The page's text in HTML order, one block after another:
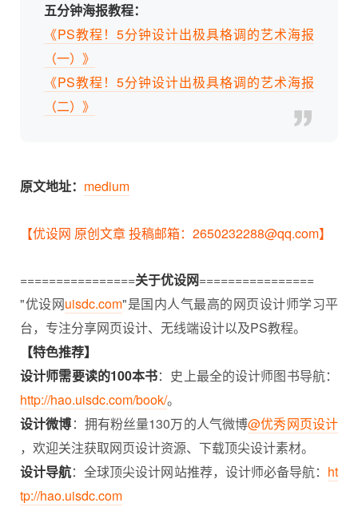
五分钟海报教程：
《PS教程！5分钟设计出极具格调的艺术海报
（一）》
《PS教程！5分钟设计出极具格调的艺术海报
（二）》
原文地址： medium
【优设网 原创文章 投稿邮箱：2650232288@qq.com】
================关于优设网================
"优设网uisdc.com"是国内人气最高的网页设计师学习平
台，专注分享网页设计、无线端设计以及PS教程。
【特色推荐】
设计师需要读的100本书：史上最全的设计师图书导航：
http://hao.uisdc.com/book/。
设计微博：拥有粉丝量130万的人气微博@优秀网页设计
，欢迎关注获取网页设计资源、下载顶尖设计素材。
设计导航：全球顶尖设计网站推荐，设计师必备导航： ht
tp://hao.uisdc.com